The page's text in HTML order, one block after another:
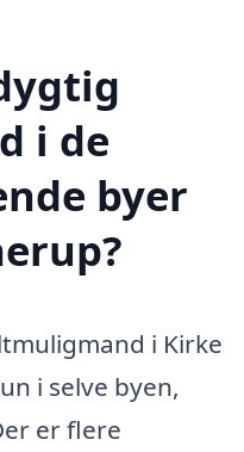
i de
byer
i Kirke
i selve byen,
er flere